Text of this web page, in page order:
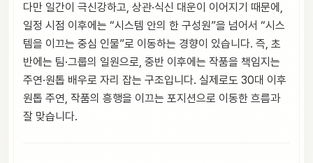
다만 일간이 극신강하고, 상관·식신 대운이 이어지기 때문에,
일정 시점 이후에는 “시스템 안의 한 구성원”을 넘어서 “시스
템을 이끄는 중심 인물”로 이동하는 경향이 있습니다. 즉, 초
반에는 팀·그룹의 일원으로, 중반 이후에는 작품을 책임지는
주연·원톱 배우로 자리 잡는 구조입니다. 실제로도 30대 이후
원톱 주연, 작품의 흥행을 이끄는 포지션으로 이동한 흐름과
잘 맞습니다.